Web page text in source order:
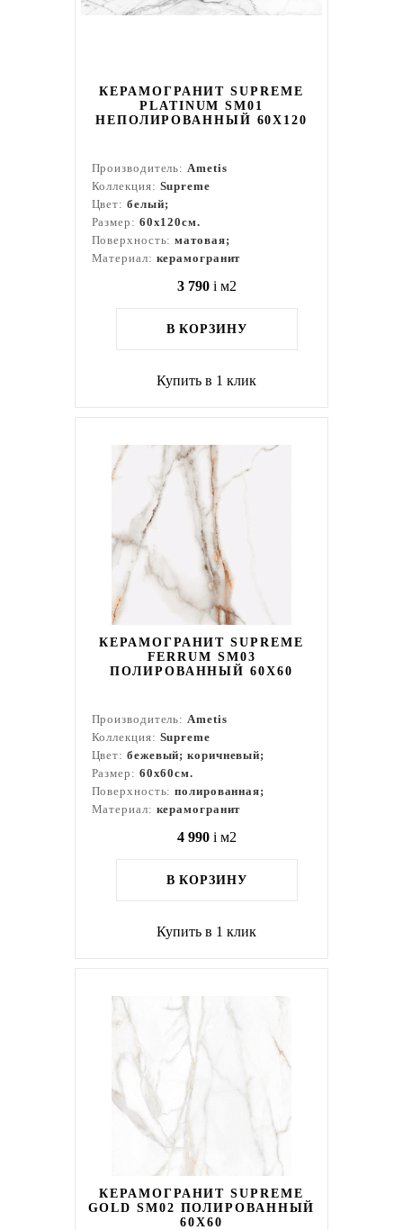
КЕРАМОГРАНИТ SUPREME
PLATINUM SM01
НЕПОЛИРОВАННЫЙ 60X120
Производитель:Ametis
Коллекция: Supreme
Цвет: белый;
Размер: 60x120см.
Поверхность:матовая;
Материал: керамогранит
3 790 i м2
В КОРЗИНУ
Купить в 1 клик
КЕРАМОГРАНИТ SUPREME
FERRUM SM03
ПОЛИРОВАННЫЙ 60X60
Производитель:Ametis
Коллекция: Supreme
Цвет: бежевый; коричневый;
Размер: 60x60см.
Поверхность:полированная;
Материал: керамогранит
4 990 i м2
В КОРЗИНУ
Купить в 1 клик
КЕРАМОГРАНИТ SUPREME
GOLD SM02 ПОЛИРОВАННЫЙ
60X60